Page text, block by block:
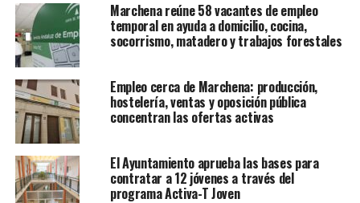
Marchena reúne 58 vacantes de empleo
temporal en ayuda a domicilio, cocina,
socorrismo, matadero y trabajos forestales
Empleo cerca de Marchena: producción,
hostelería, ventas y oposición pública
concentran las ofertas activas
El Ayuntamiento aprueba las bases para
contratar a 12 jóvenes a través del
programa Activa-T Joven